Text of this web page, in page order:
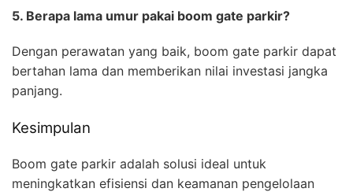
5. Berapa lama umur pakai boom gate parkir?
Dengan perawatan yang baik, boom gate parkir dapat
bertahan lama dan memberikan nilai investasi jangka
panjang.
Kesimpulan
Boom gate parkir adalah solusi ideal untuk
meningkatkan efisiensi dan keamanan pengelolaan